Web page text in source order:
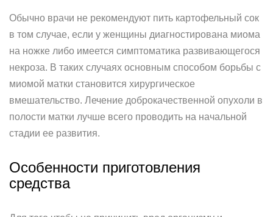
Обычно врачи не рекомендуют пить картофельный сок
в том случае, если у женщины диагностирована миома
на ножке либо имеется симптоматика развивающегося
некроза. В таких случаях основным способом борьбы с
миомой матки становится хирургическое
вмешательство. Лечение доброкачественной опухоли в
полости матки лучше всего проводить на начальной
стадии ее развития.
Особенности приготовления
средства